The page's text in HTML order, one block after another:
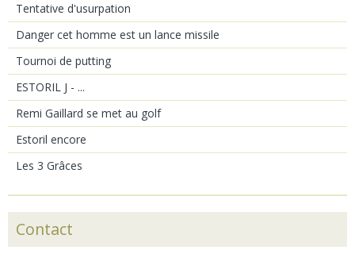
Tentative d'usurpation
Danger cet homme est un lance missile
Tournoi de putting
ESTORIL J - ...
Remi Gaillard se met au golf
Estoril encore
Les 3 Grâces
Contact